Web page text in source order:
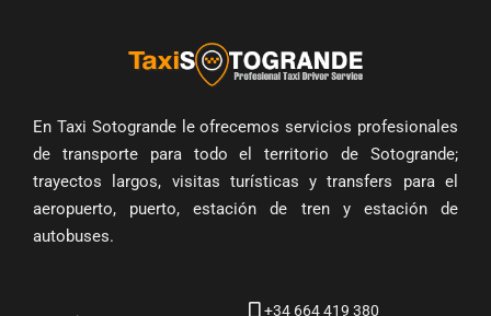
En Taxi Sotogrande le ofrecemos servicios profesionales
de transporte para todo el territorio de Sotogrande;
trayectos largos, visitas turísticas y transfers para el
aeropuerto, puerto, estación de tren y estación de
autobuses.
+34 664 419 380